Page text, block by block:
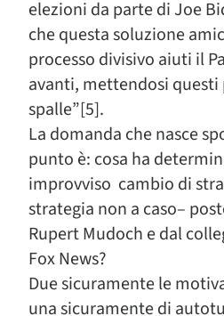
elezioni da parte di Joe
che questa soluzione
processo divisivo aiuti il
avanti, mettendosi
spalle”[5].
La domanda che nasce
punto è: cosa ha
improvviso cambio di
strategia non a caso–
Rupert Mudoch e dal
Fox News?
Due sicuramente le
una sicuramente di